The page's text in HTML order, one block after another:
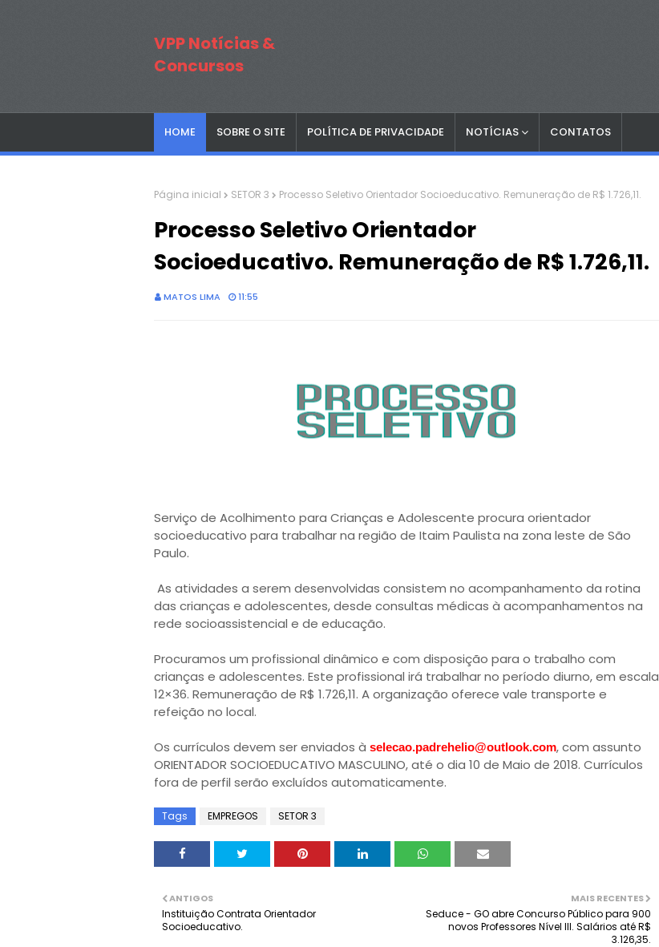
VPP Notícias &
Concursos
HOME SOBRE O SITE POLÍTICA DE PRIVACIDADE NOTÍCIAS CONTATOS
Página inicial SETOR 3 Processo Seletivo Orientador Socioeducativo. Remuneração de R$ 1.726,11.
Processo Seletivo Orientador
Socioeducativo. Remuneração de R$ 1.726,11.
MATOS LIMA 11:55
Serviço de Acolhimento para Crianças e Adolescente procura orientador
socioeducativo para trabalhar na região de Itaim Paulista na zona leste de São
Paulo.
As atividades a serem desenvolvidas consistem no acompanhamento da rotina
das crianças e adolescentes, desde consultas médicas à acompanhamentos na
rede socioassistencial e de educação.
Procuramos um profissional dinâmico e com disposição para o trabalho com
crianças e adolescentes. Este profissional irá trabalhar no período diurno, em escala
12×36. Remuneração de R$ 1.726,11. A organização oferece vale transporte e
refeição no local.
Os currículos devem ser enviados à selecao.padrehelio@outlook.com, com assunto
ORIENTADOR SOCIOEDUCATIVO MASCULINO, até o dia 10 de Maio de 2018. Currículos
fora de perfil serão excluídos automaticamente.
Tags EMPREGOS SETOR 3
MAIS RECENTES
Seduce - GO abre Concurso Público para 900
novos Professores Nível III. Salários até R$
3.126,35.
ANTIGOS
Instituição Contrata Orientador
Socioeducativo.